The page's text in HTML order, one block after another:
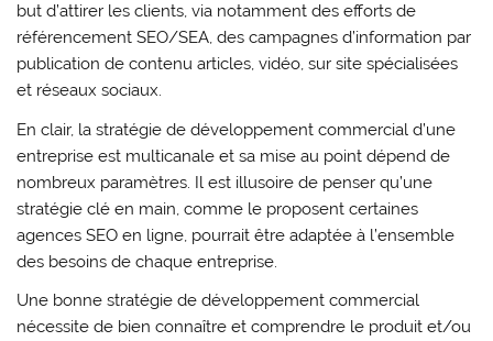
but d’attirer les clients, via notamment des efforts de
référencement SEO/SEA, des campagnes d’information par
publication de contenu articles, vidéo, sur site spécialisées
et réseaux sociaux.
En clair, la stratégie de développement commercial d’une
entreprise est multicanale et sa mise au point dépend de
nombreux paramètres. Il est illusoire de penser qu’une
stratégie clé en main, comme le proposent certaines
agences SEO en ligne, pourrait être adaptée à l’ensemble
des besoins de chaque entreprise.
Une bonne stratégie de développement commercial
nécessite de bien connaître et comprendre le produit et/ou